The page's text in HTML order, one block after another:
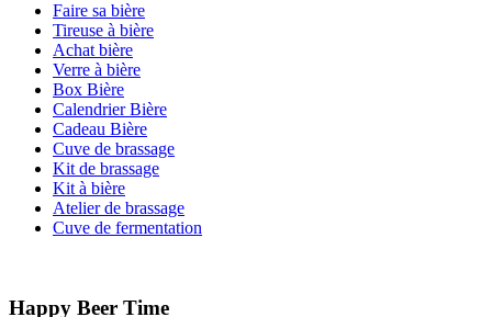
Faire sa bière
Tireuse à bière
Achat bière
Verre à bière
Box Bière
Calendrier Bière
Cadeau Bière
Cuve de brassage
Kit de brassage
Kit à bière
Atelier de brassage
Cuve de fermentation
Happy Beer Time